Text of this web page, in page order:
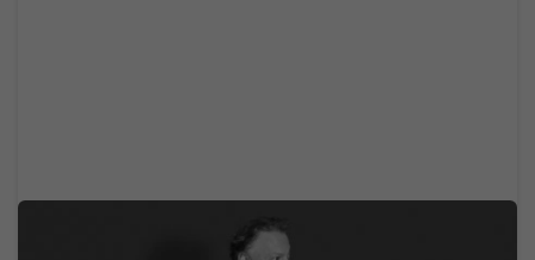
Zomrel svetoznámy hudobný velikán. Stál za
legendárnymi hitmi Madonny, U2 či Brintey